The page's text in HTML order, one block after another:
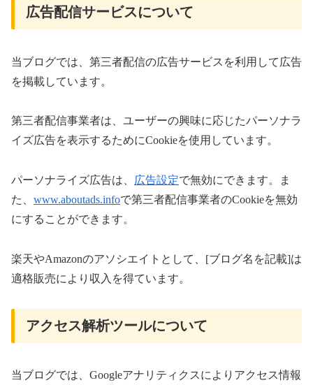
広告配信サービスについて
当ブログでは、第三者配信の広告サービスを利用して広告
を掲載しています。
第三者配信事業者は、ユーザーの興味に応じたパーソナラ
イズ広告を表示するためにCookieを使用しています。
パーソナライズ広告は、 広告設定で無効にできます。ま
た、 www.aboutads.infoで第三者配信事業者のCookieを無効
にすることができます。
楽天やAmazonのアソシエイトとして、[ブログ名を記載]は
適格販売により収入を得ています。
アクセス解析ツールについて
当ブログでは、Googleアナリティクスによりアクセス情報